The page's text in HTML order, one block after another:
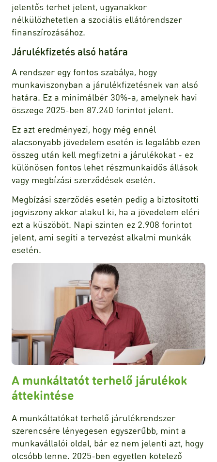
jelentős terhet jelent, ugyanakkor
nélkülözhetetlen a szociális ellátórendszer
finanszírozásához.
Járulékfizetés alsó határa
A rendszer egy fontos szabálya, hogy
munkaviszonyban a járulékfizetésnek van alsó
határa. Ez a minimálbér 30%-a, amelynek havi
összege 2025-ben 87.240 forintot jelent.
Ez azt eredményezi, hogy még ennél
alacsonyabb jövedelem esetén is legalább ezen
összeg után kell megfizetni a járulékokat - ez
különösen fontos lehet részmunkaidős állások
vagy megbízási szerződések esetén.
Megbízási szerződés esetén pedig a biztosítotti
jogviszony akkor alakul ki, ha a jövedelem eléri
ezt a küszöböt. Napi szinten ez 2.908 forintot
jelent, ami segíti a tervezést alkalmi munkák
esetén.
A munkáltatót terhelő járulékok
áttekintése
A munkáltatókat terhelő járulékrendszer
szerencsére lényegesen egyszerűbb, mint a
munkavállalói oldal, bár ez nem jelenti azt, hogy
olcsóbb lenne. 2025-ben egyetlen kötelező